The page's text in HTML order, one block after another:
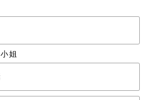
上或取得上限制之情事，於
標或應買。拍定後均不得以
此為由聲請減少價金或聲請
八、網路公告之公告內容如
小姐